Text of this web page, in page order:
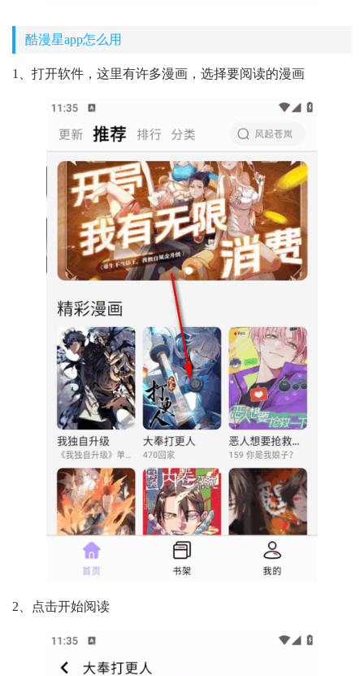
酷漫星app怎么用
1、打开软件，这里有许多漫画，选择要阅读的漫画
2、点击开始阅读